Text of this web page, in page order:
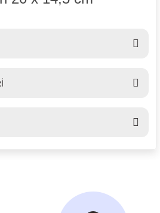
ilk yorumu siz yapın!